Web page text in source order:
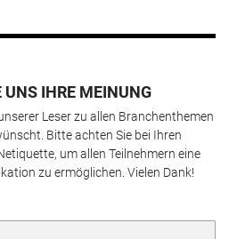
UNS IHRE MEINUNG
Leser zu allen Branchenthemen
Bitte achten Sie bei Ihren
um allen Teilnehmern eine
zu ermöglichen. Vielen Dank!